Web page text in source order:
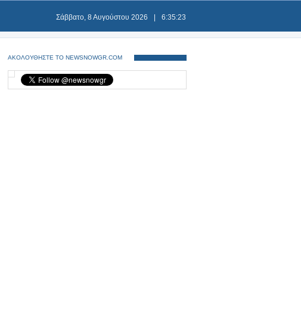
Σάββατο, 8 Αυγούστου 2026 6:35:23
ΑΚΟΛΟΥΘΗΣΤΕ ΤΟ NEWSNOWGR.COM